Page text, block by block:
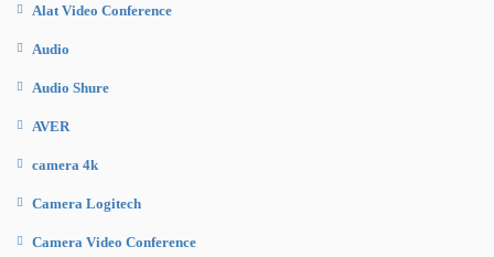
Alat Video Conference
Audio
Audio Shure
AVER
camera 4k
Camera Logitech
Camera Video Conference